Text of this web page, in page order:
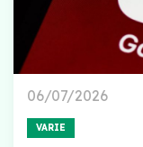
06/07/2026
VARIE